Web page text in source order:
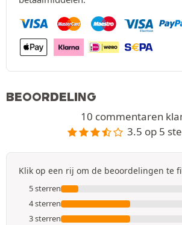
BEOORDELING
10 commentaren
3.5 op 5
Klik op een rij om de beoordelingen te
5 sterren
4 sterren
3 sterren